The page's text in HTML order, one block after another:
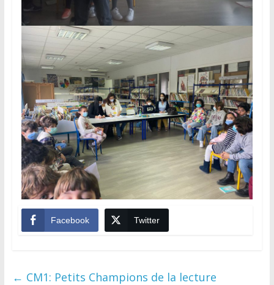
Facebook Twitter
← CM1: Petits Champions de la lecture